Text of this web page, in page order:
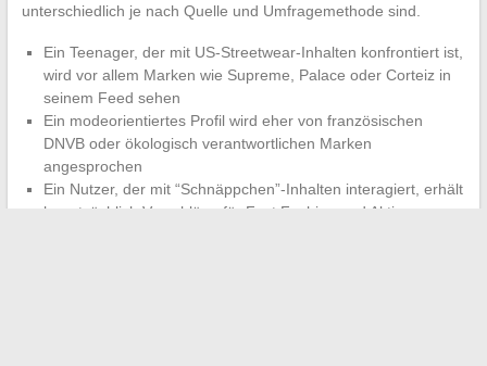
unterschiedlich je nach Quelle und Umfragemethode sind.
Ein Teenager, der mit US-Streetwear-Inhalten konfrontiert ist,
wird vor allem Marken wie Supreme, Palace oder Corteiz in
seinem Feed sehen
Ein modeorientiertes Profil wird eher von französischen
DNVB oder ökologisch verantwortlichen Marken
angesprochen
Ein Nutzer, der mit “Schnäppchen”-Inhalten interagiert, erhält
hauptsächlich Vorschläge für Fast Fashion und Aktionen